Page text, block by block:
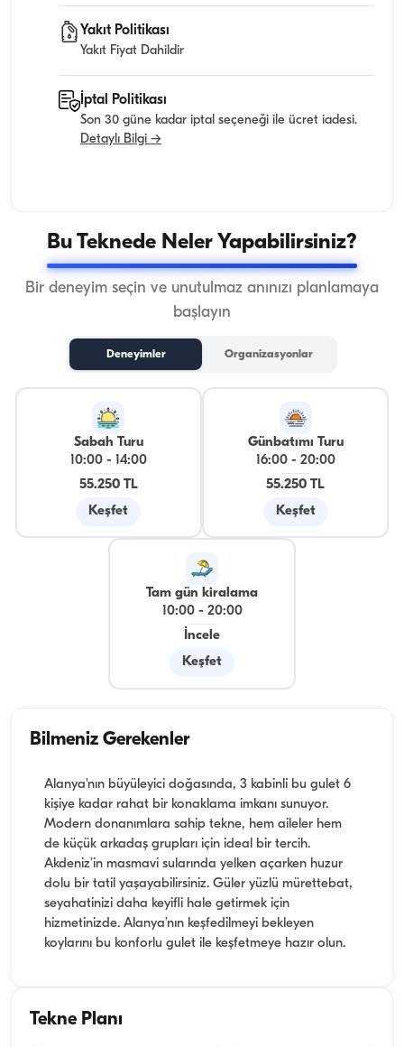
Yakıt Politikası
Yakıt Fiyat Dahildir
İptal Politikası
Son 30 güne kadar iptal seçeneği ile ücret iadesi.
Detaylı Bilgi →
Bu Teknede Neler Yapabilirsiniz?
Bir deneyim seçin ve unutulmaz anınızı planlamaya
başlayın
Deneyimler Organizasyonlar
Sabah Turu
10:00-
14:00
55.250 TL
Keşfet
Günbatımı Turu
16:00- 20:00
55.250 TL
Keşfet
Tam gün kiralama
10:00- 20:00
İncele
Keşfet
Bilmeniz Gerekenler
Alanya'nın büyüleyici doğasında, 3 kabinli bu gulet 6
kişiye kadar rahat bir konaklama imkanı sunuyor.
Modern donanımlara sahip tekne, hem aileler hem
de küçük arkadaş grupları için ideal bir tercih.
Akdeniz’in masmavi sularında yelken açarken huzur
dolu bir tatil yaşayabilirsiniz. Güler yüzlü mürettebat,
seyahatinizi daha keyifli hale getirmek için
hizmetinizde. Alanya’nın keşfedilmeyi bekleyen
koylarını bu konforlu gulet ile keşfetmeye hazır olun.
Tekne Planı